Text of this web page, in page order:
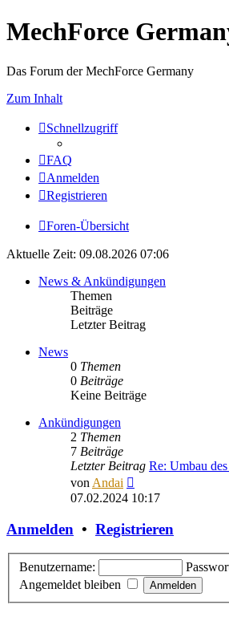
MechForce
Das Forum der MechForce Germany
Zum Inhalt
Schnellzugriff
FAQ
Anmelden
Registrieren
Foren-Übersicht
Aktuelle Zeit: 09.08.2026 07:06
News & Ankündigungen
Themen
Beiträge
Letzter Beitrag
News
0 Themen
0 Beiträge
Keine Beiträge
Ankündigungen
2 Themen
7 Beiträge
Letzter Beitrag Re: Umbau
von Andai
Beitrag
07.02.2024 10:17
Anmelden • Registrieren
Benutzername:
Angemeldet bleiben